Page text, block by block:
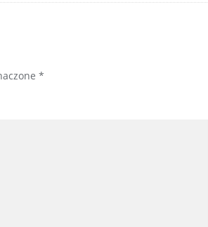
*